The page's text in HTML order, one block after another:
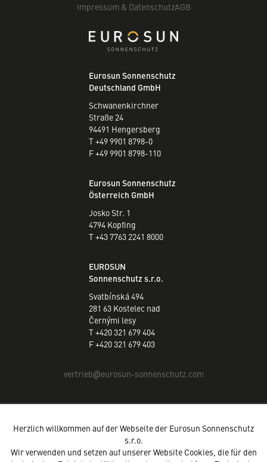
Impressum & DatenschutzAGB
Eurosun Sonnenschutz
Deutschland GmbH
Schwanenkirchner
Straße 24
94491 Hengersberg
T +49 9901 8798-0
F +49 9901 8798-110
Eurosun Sonnenschutz
Österreich GmbH
Josko Str. 1
4794 Kopfing
T +43 7763 2241 8000
EUROSUN
Sonnenschutz s.r.o.
Svatbínská 494
281 63 Kostelec nad
Černými lesy
T +420 321 679 404
F +420 321 679 403
vertrieb@eurosun-sonnenschutz.com
Herzlich willkommen auf der Webseite der Eurosun Sonnenschutz
s.r.o.
Wir verwenden und setzen auf unserer Website Cookies, die für den